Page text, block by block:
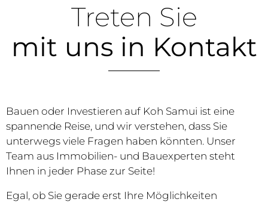
Treten Sie
mit uns in Kontakt
Bauen oder Investieren auf Koh Samui ist eine
spannende Reise, und wir verstehen, dass Sie
unterwegs viele Fragen haben könnten. Unser
Team aus Immobilien- und Bauexperten steht
Ihnen in jeder Phase zur Seite!
Egal, ob Sie gerade erst Ihre Möglichkeiten